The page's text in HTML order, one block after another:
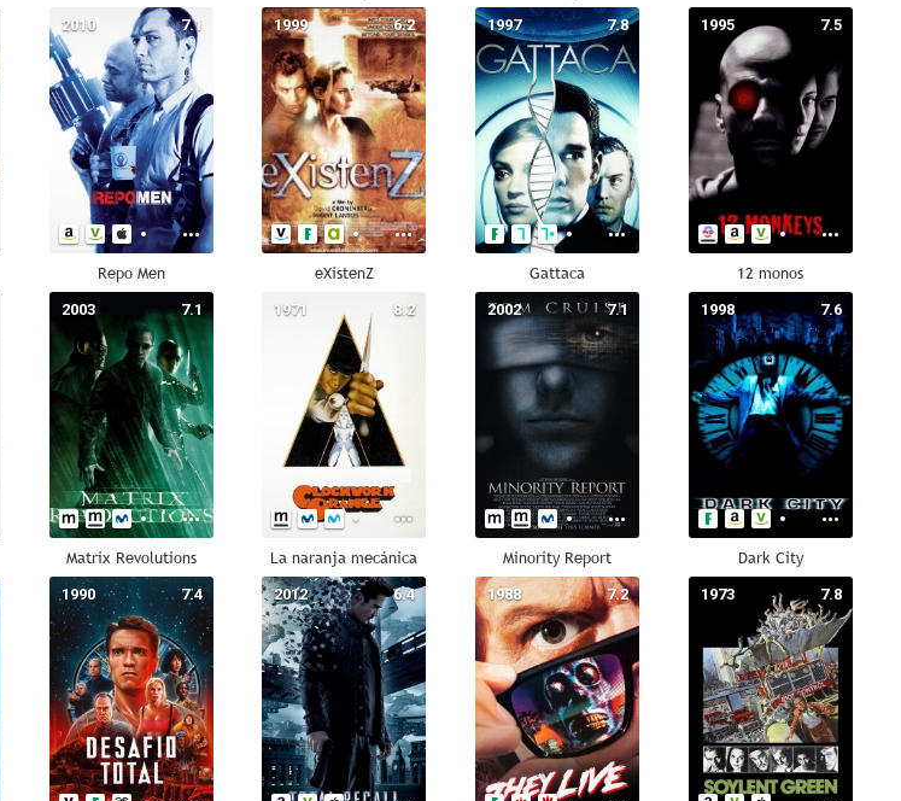
7.1
2010
Repo Men
6.2
1999
eXistenZ
7.8
1997
Gattaca
7.5
1995
12 monos
7.1
2003
Matrix Revolutions
8.2
1971
La naranja mecánica
7.1
2002
Minority Report
7.6
1998
Dark City
7.4
1990 6.4
2012 7.2
1988 7.8
1973